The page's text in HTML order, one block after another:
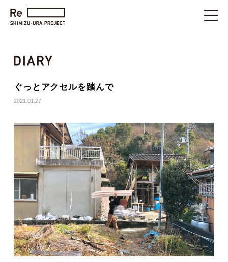
ぐっとアクセルを踏んで
2021.01.27